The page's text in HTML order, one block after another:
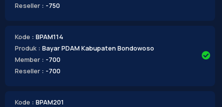
Reseller : -750
Kode : BPAM114
Produk : Bayar PDAM Kabupaten Bondowoso
Member : -700
Reseller : -700
Kode : BPAM201